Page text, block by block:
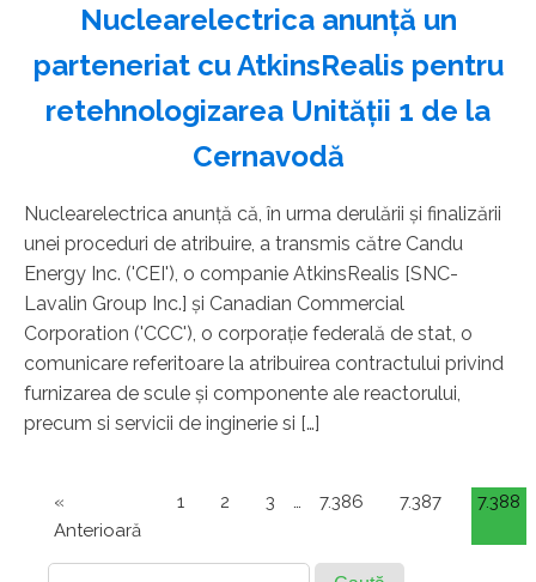
Nuclearelectrica anunţă un
parteneriat cu AtkinsRealis pentru
retehnologizarea Unităţii 1 de la
Cernavodă
Nuclearelectrica anunţă că, în urma derulării şi finalizării
unei proceduri de atribuire, a transmis către Candu
Energy Inc. ('CEI'), o companie AtkinsRealis [SNC-
Lavalin Group Inc.] şi Canadian Commercial
Corporation ('CCC'), o corporaţie federală de stat, o
comunicare referitoare la atribuirea contractului privind
furnizarea de scule şi componente ale reactorului,
precum si servicii de inginerie si […]
«
Anterioară
1 2 3 … 7.386 7.387 7.388